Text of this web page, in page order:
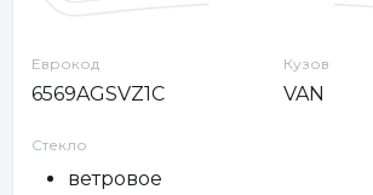
Еврокод
6569AGSVZ1C
Кузов
VAN
Стекло
ветровое